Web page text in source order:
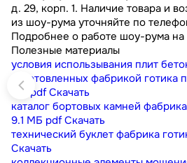
д. 29, корп. 1. Наличие товара и
из шоу-рума уточняйте по
Подробнее о работе шоу-рума на
Полезные материалы
условия использывания плит
изготовленных фабрикой готика
МБ pdf Скачать
каталог бортовых камней
9.1 МБ pdf Скачать
технический буклет фабрика
Скачать